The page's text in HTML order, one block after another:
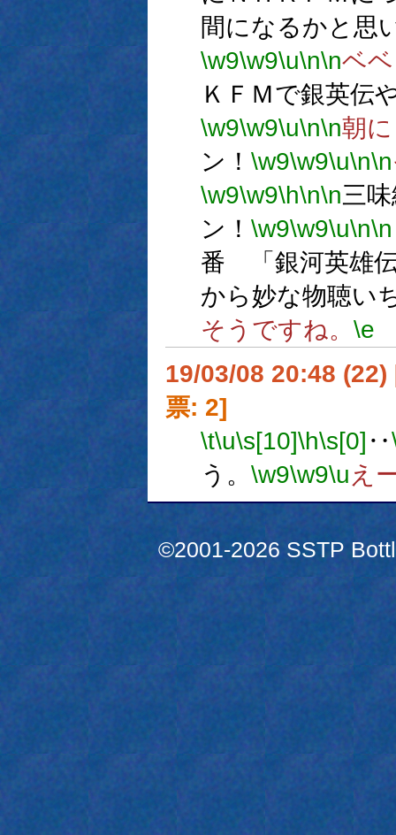
間になるかと思
\w9\w9\u\n\nベ
ＫＦＭで銀英伝
\w9\w9\u\n\n朝
ン！ \w9\w9\u\n\n
\w9\w9\h\n\n三
ン！ \w9\w9\u\n\n
番 「銀河英雄
から妙な物聴い
そうですね。 \e
19/03/08 20:48 (22)
票: 2]
\t\u\s[10]\h\s[0] ‥
う。 \w9\w9\u え
©2001-2026 SSTP